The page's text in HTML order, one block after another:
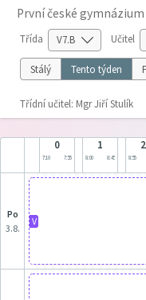
První české
Třída Učitel
Stálý Tento týden
Třídní učitel: Mgr Jiří Stulík
0
7:10 7:55
1
8:00 8:45
2
8:55
po
3.8.
V